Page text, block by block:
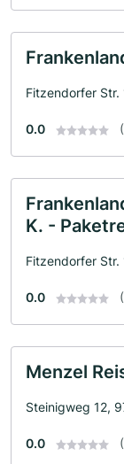
Fitzendorfer
0.0
K. -
Fitzendorfer
0.0
Menzel
Steinigweg 12,
0.0